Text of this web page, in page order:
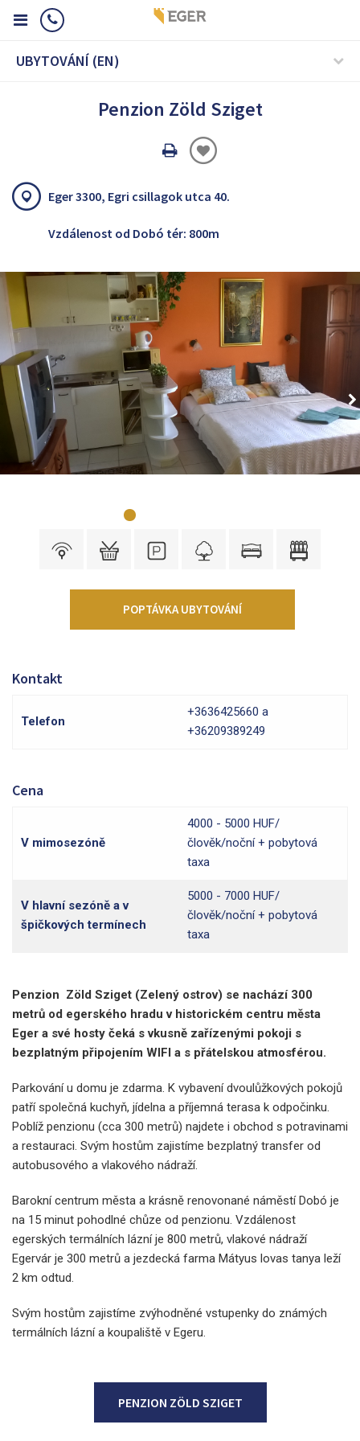
UBYTOVÁNÍ (EN)
Penzion Zöld Sziget
Oldal
Eger 3300, Egri csillagok utca 40.
Vzdálenost od Dobó tér: 800m
POPTÁVKA UBYTOVÁNÍ
Kontakt
Telefon
+3636425660 a
+36209389249
Cena
V mimosezóně
4000 - 5000 HUF/
člověk/noční + pobytová
taxa
V hlavní sezóně a v
špičkových termínech
5000 - 7000 HUF/
člověk/noční + pobytová
taxa
Penzion Zöld Sziget (Zelený ostrov) se nachází 300
metrů od egerského hradu v historickém centru města
Eger a své hosty čeká s vkusně zařízenými pokoji s
bezplatným připojením WIFI a s přátelskou atmosférou.
Parkování u domu je zdarma. K vybavení dvoulůžkových pokojů
patří společná kuchyň, jídelna a příjemná terasa k odpočinku.
Poblíž penzionu (cca 300 metrů) najdete i obchod s potravinami
a restauraci. Svým hostům zajistíme bezplatný transfer od
autobusového a vlakového nádraží.
Barokní centrum města a krásně renovonané náměstí Dobó je
na 15 minut pohodlné chůze od penzionu. Vzdálenost
egerských termálních lázní je 800 metrů, vlakové nádraží
Egervár je 300 metrů a jezdecká farma Mátyus lovas tanya leží
2 km odtud.
Svým hostům zajistíme zvýhodněné vstupenky do známých
termálních lázní a koupaliště v Egeru.
PENZION ZÖLD SZIGET